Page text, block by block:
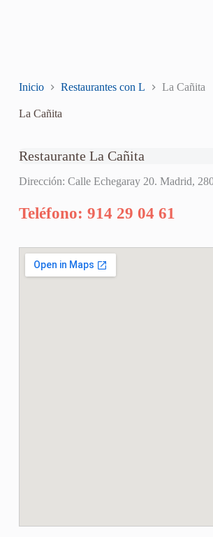
Inicio Restaurantes con L La Cañita
La Cañita
Restaurante La Cañita
Dirección: Calle Echegaray 20. Madrid,
Teléfono: 914 29 04 61